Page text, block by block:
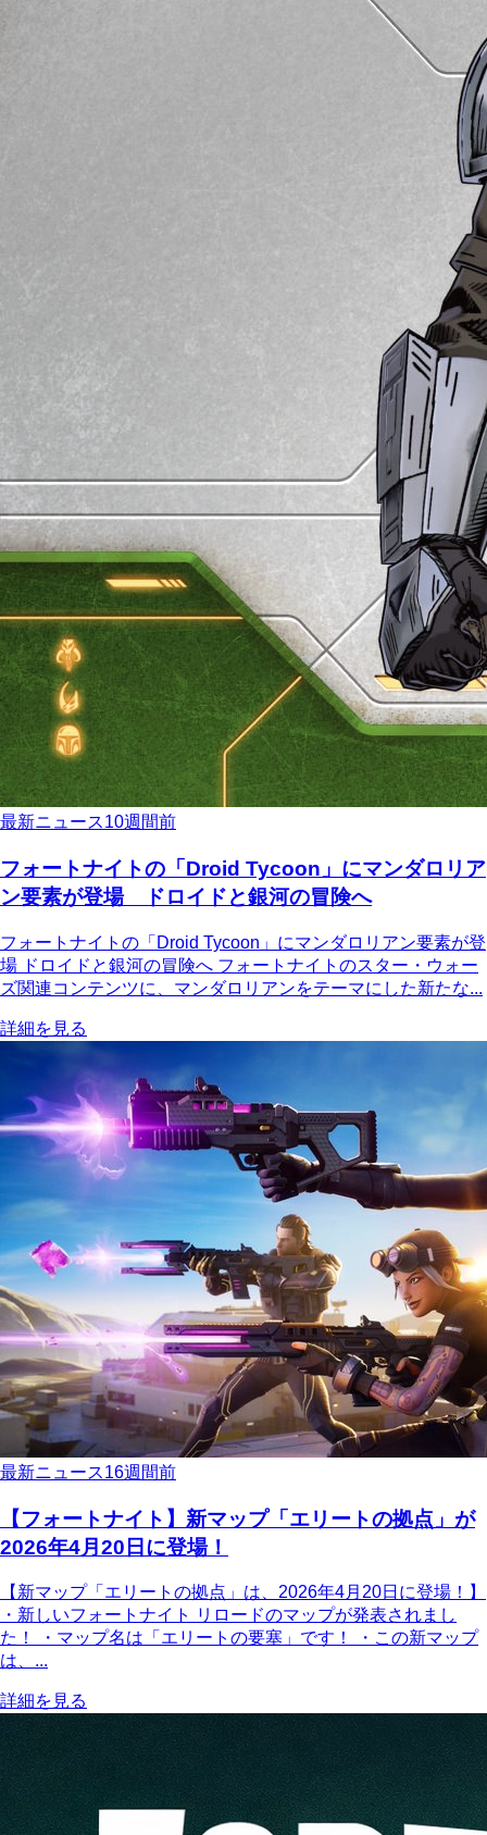
最新ニュース10週間前
フォートナイトの「Droid Tycoon」にマンダロリア
ン要素が登場 ドロイドと銀河の冒険へ
フォートナイトの「Droid Tycoon」にマンダロリアン要素が登
場 ドロイドと銀河の冒険へ フォートナイトのスター・ウォー
ズ関連コンテンツに、マンダロリアンをテーマにした新たな...
詳細を見る
最新ニュース16週間前
【フォートナイト】新マップ「エリートの拠点」が
2026年4月20日に登場！
【新マップ「エリートの拠点」は、2026年4月20日に登場！】
・新しいフォートナイト リロードのマップが発表されまし
た！ ・マップ名は「エリートの要塞」です！ ・この新マップ
は、...
詳細を見る